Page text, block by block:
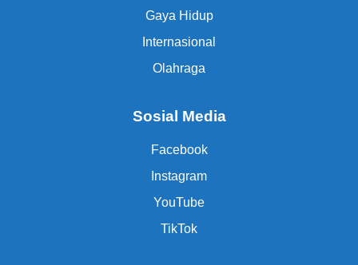
Gaya Hidup
Internasional
Olahraga
Sosial Media
Facebook
Instagram
YouTube
TikTok